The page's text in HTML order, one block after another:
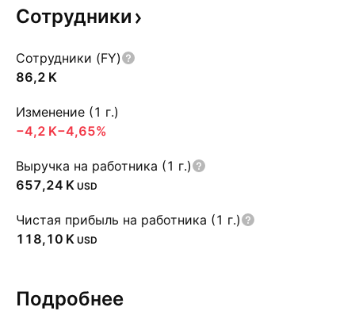
Сотрудники
Сотрудники (FY)
‪86,2 K‬
Изменение (1 г.)
‪−4,2 K‬−4,65%
Выручка на работника (1 г.)
‪657,24 K‬ USD
Чистая прибыль на работника (1 г.)
‪118,10 K‬ USD
Подробнее